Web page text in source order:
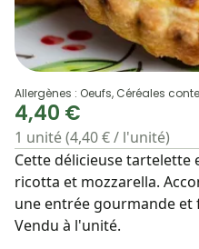
Allergènes : Oeufs, Céréales
4,40 €
1 unité (4,40 € / l'unité)
Cette délicieuse tartelette
ricotta et mozzarella.
une entrée gourmande et
Vendu à l'unité.